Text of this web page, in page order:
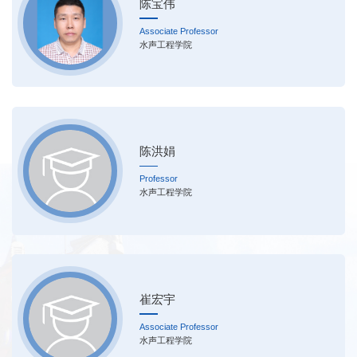
陈宝伟
Associate Professor
水声工程学院
陈洪娟
Professor
水声工程学院
崔宏宇
Associate Professor
水声工程学院